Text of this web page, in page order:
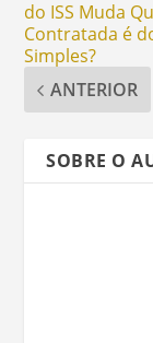
do ISS Muda
Contratada é
Simples?
ANTERIOR
SOBRE O